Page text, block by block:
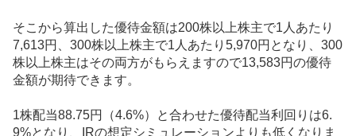
そこから算出した優待金額は200株以上株主で1人あたり
7,613円、300株以上株主で1人あたり5,970円となり、300
株以上株主はその両方がもらえますので13,583円の優待
金額が期待できます。
1株配当88.75円（4.6%）と合わせた優待配当利回りは6.
9%となり、
IRの想定シミュレーションよりも低くなりま